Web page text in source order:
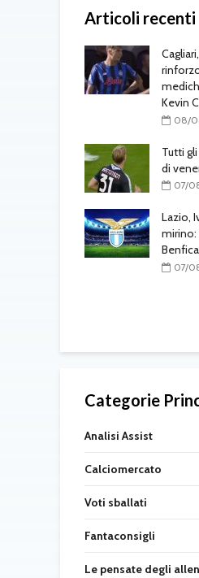
Articoli recenti
Kevin
08/
Tutti
di
07/
Lazio,
mirino:
Benfica
07/
Categorie
Analisi Assist
Calciomercato
Voti sballati
Fantaconsigli
Le pensate degli